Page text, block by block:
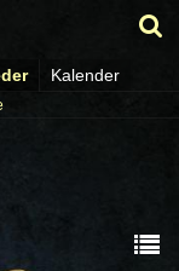
Kalender